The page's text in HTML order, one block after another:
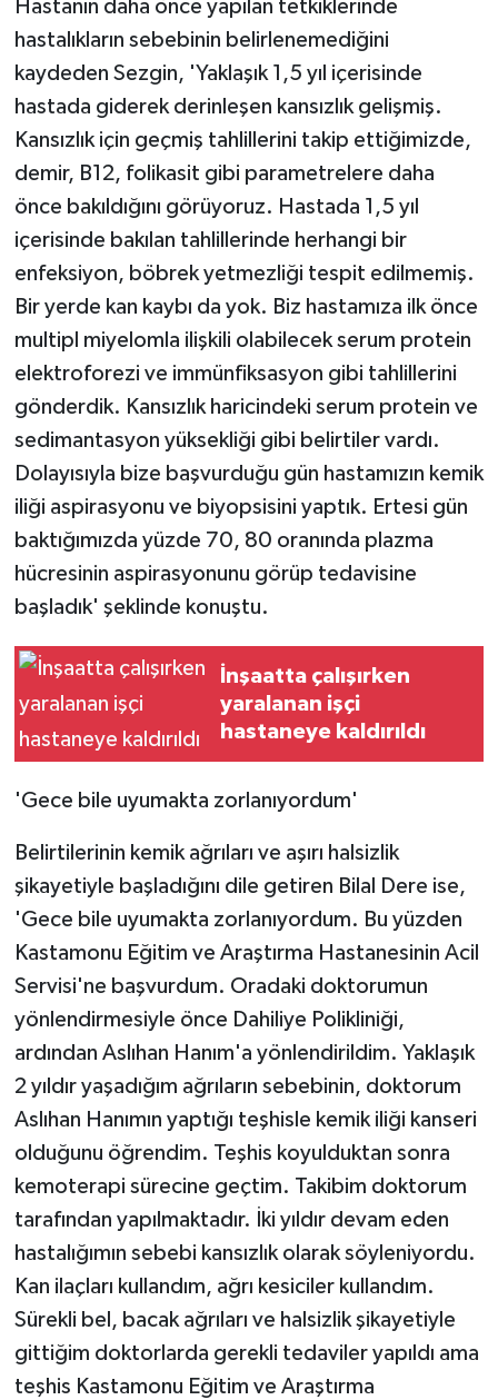
Hastanın daha önce yapılan tetkiklerinde
hastalıkların sebebinin belirlenemediğini
kaydeden Sezgin, 'Yaklaşık 1,5 yıl içerisinde
hastada giderek derinleşen kansızlık gelişmiş.
Kansızlık için geçmiş tahlillerini takip ettiğimizde,
demir, B12, folikasit gibi parametrelere daha
önce bakıldığını görüyoruz. Hastada 1,5 yıl
içerisinde bakılan tahlillerinde herhangi bir
enfeksiyon, böbrek yetmezliği tespit edilmemiş.
Bir yerde kan kaybı da yok. Biz hastamıza ilk önce
multipl miyelomla ilişkili olabilecek serum protein
elektroforezi ve immünfiksasyon gibi tahlillerini
gönderdik. Kansızlık haricindeki serum protein ve
sedimantasyon yüksekliği gibi belirtiler vardı.
Dolayısıyla bize başvurduğu gün hastamızın kemik
iliği aspirasyonu ve biyopsisini yaptık. Ertesi gün
baktığımızda yüzde 70, 80 oranında plazma
hücresinin aspirasyonunu görüp tedavisine
başladık' şeklinde konuştu.
İnşaatta çalışırken
yaralanan işçi
hastaneye kaldırıldı
'Gece bile uyumakta zorlanıyordum'
Belirtilerinin kemik ağrıları ve aşırı halsizlik
şikayetiyle başladığını dile getiren Bilal Dere ise,
'Gece bile uyumakta zorlanıyordum. Bu yüzden
Kastamonu Eğitim ve Araştırma Hastanesinin Acil
Servisi'ne başvurdum. Oradaki doktorumun
yönlendirmesiyle önce Dahiliye Polikliniği,
ardından Aslıhan Hanım'a yönlendirildim. Yaklaşık
2 yıldır yaşadığım ağrıların sebebinin, doktorum
Aslıhan Hanımın yaptığı teşhisle kemik iliği kanseri
olduğunu öğrendim. Teşhis koyulduktan sonra
kemoterapi sürecine geçtim. Takibim doktorum
tarafından yapılmaktadır. İki yıldır devam eden
hastalığımın sebebi kansızlık olarak söyleniyordu.
Kan ilaçları kullandım, ağrı kesiciler kullandım.
Sürekli bel, bacak ağrıları ve halsizlik şikayetiyle
gittiğim doktorlarda gerekli tedaviler yapıldı ama
teşhis Kastamonu Eğitim ve Araştırma